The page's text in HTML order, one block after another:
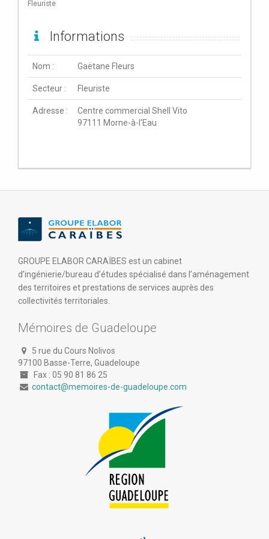
Fleuriste
Informations
Nom : Gaëtane Fleurs
Secteur : Fleuriste
Adresse :
Centre commercial Shell Vito
97111 Morne-à-l'Eau
GROUPE ELABOR CARAÏBES est un cabinet
d’ingénierie/bureau d’études spécialisé dans l’aménagement
des territoires et prestations de services auprès des
collectivités territoriales.
Mémoires de Guadeloupe
5 rue du Cours Nolivos
97100 Basse-Terre, Guadeloupe
Fax : 05 90 81 86 25
contact@memoires-de-guadeloupe.com